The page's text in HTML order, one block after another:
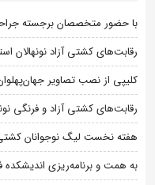
با حضور متخصصان برجسته
رقابت‌های کشتی آزاد نونهالان
کلیپی از نصب تصاویر
رقابت‌های کشتی آزاد و فرنگی
هفته نخست لیگ نوجوانان کشتی
به همت و برنامه‌ریزی